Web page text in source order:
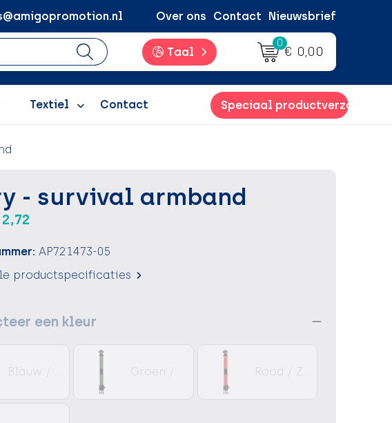
Over ons Contact Nieuwsbrief
Taal
0
€ 0,00
Textiel Contact Speciaal productverzoek
- survival armband
AP721473-05
productspecificaties
een kleur